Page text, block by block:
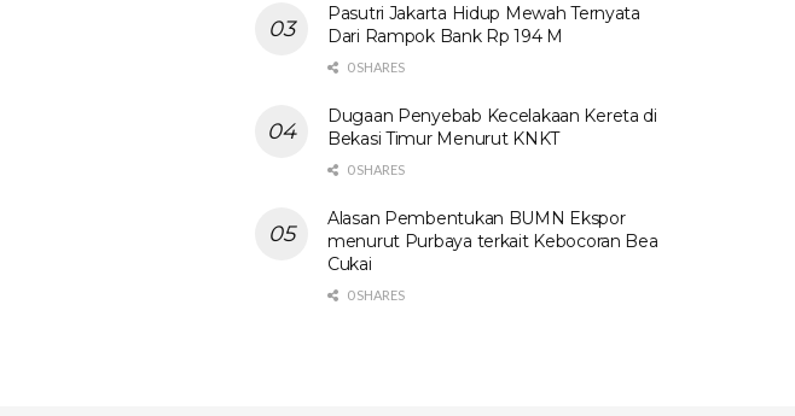
Pasutri Jakarta Hidup Mewah Ternyata
Dari Rampok Bank Rp 194 M
0 SHARES
Dugaan Penyebab Kecelakaan Kereta di
Bekasi Timur Menurut KNKT
0 SHARES
Alasan Pembentukan BUMN Ekspor
menurut Purbaya terkait Kebocoran Bea
Cukai
0 SHARES